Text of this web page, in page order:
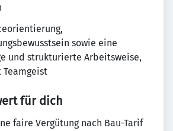
sowie eine
und strukturierte Arbeitsweise,
für dich
faire Vergütung nach Bau-Tarif